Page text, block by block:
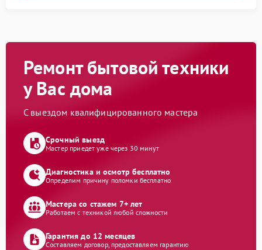
Ремонт бытовой техники
у Вас дома
С выездом квалифицированного мастера
Срочный выезд
Мастер приедет уже через 30 минут
Диагностика и осмотр бесплатно
Определим причину поломки бесплатно
Мастера со стажем 7+ лет
Работаем с техникой любой сложности
Гарантия до 12 месяцев
Составляем договор, предоставляем гарантию